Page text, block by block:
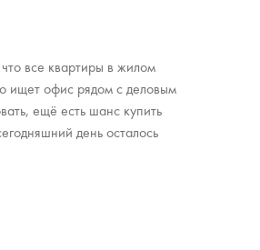
все квартиры в жилом
ищет офис рядом с деловым
ещё есть шанс купить
день осталось